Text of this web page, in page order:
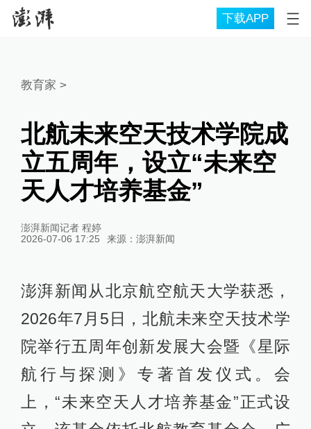
下载APP
教育家 >
北航未来空天技术学院成
立五周年，设立“未来空
天人才培养基金”
澎湃新闻记者 程婷
2026-07-06 17:25
来源： 澎湃新闻
澎湃新闻从北京航空航天大学获悉，
2026年7月5日，北航未来空天技术学
院举行五周年创新发展大会暨《星际
航行与探测》专著首发仪式。会
上，“未来空天人才培养基金”正式设